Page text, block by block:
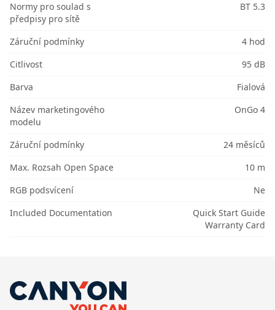
Normy pro soulad s
předpisy pro sítě
BT 5.3
Záruční podmínky
4 hod
Citlivost
95 dB
Barva
Fialová
Název marketingového
modelu
OnGo 4
Záruční podmínky
24 měsíců
Max. Rozsah Open Space
10 m
RGB podsvícení
Ne
Included Documentation
Quick Start Guide
Warranty Card